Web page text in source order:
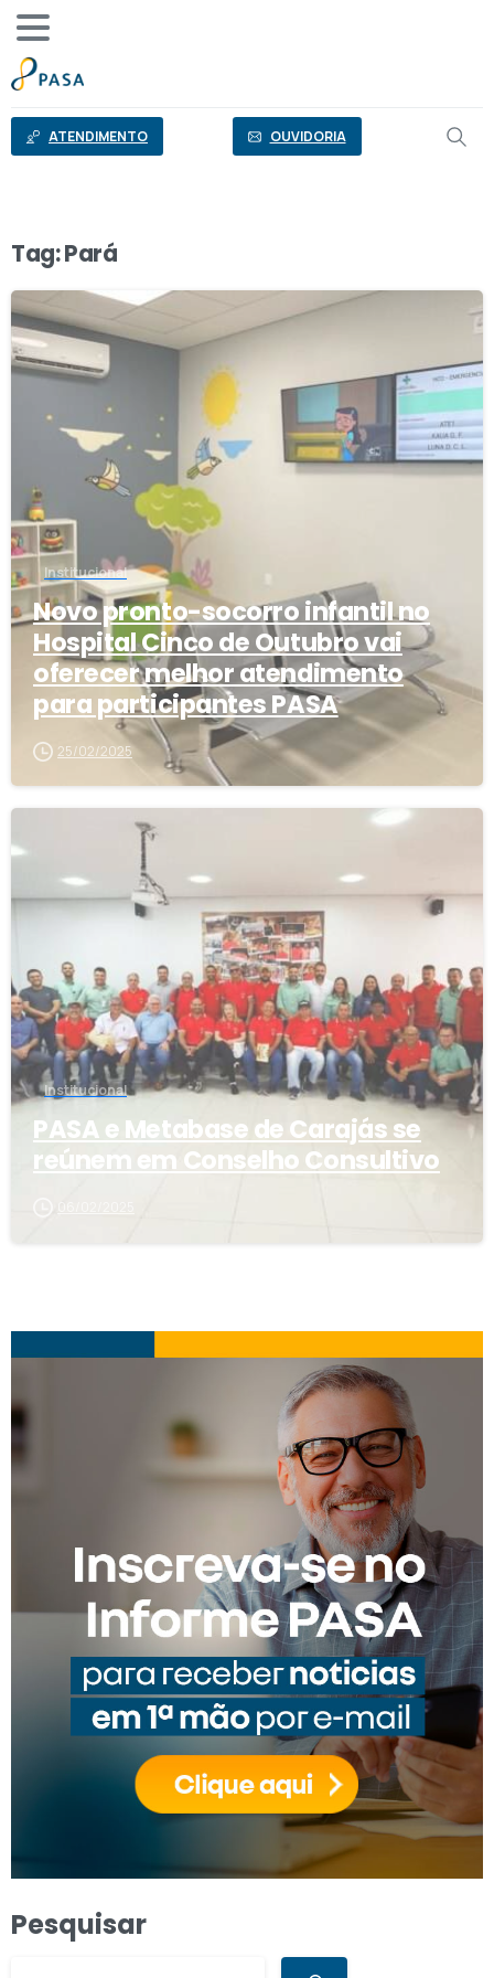
conteúdo
ATENDIMENTO OUVIDORIA
Tag:Pará
Institucional
Novo pronto-socorro infantil no
Hospital Cinco de Outubro vai
oferecer melhor atendimento
para participantes PASA
25/02/2025
Institucional
PASA e Metabase de Carajás se
reúnem em Conselho Consultivo
Pesquisar